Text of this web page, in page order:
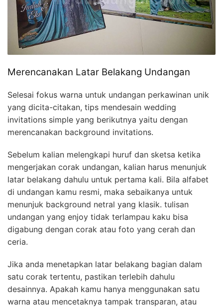
Merencanakan Latar Belakang Undangan
Selesai fokus warna untuk undangan perkawinan unik
yang dicita-citakan, tips mendesain wedding
invitations simple yang berikutnya yaitu dengan
merencanakan background invitations.
Sebelum kalian melengkapi huruf dan sketsa ketika
mengerjakan corak undangan, kalian harus menunjuk
latar belakang dahulu untuk pertama kali. Bila alfabet
di undangan kamu resmi, maka sebaikanya untuk
menunjuk background netral yang klasik. tulisan
undangan yang enjoy tidak terlampau kaku bisa
digabung dengan corak atau foto yang cerah dan
ceria.
Jika anda menetapkan latar belakang bagian dalam
satu corak tertentu, pastikan terlebih dahulu
desainnya. Apakah kamu hanya menggunakan satu
warna atau mencetaknya tampak transparan, atau